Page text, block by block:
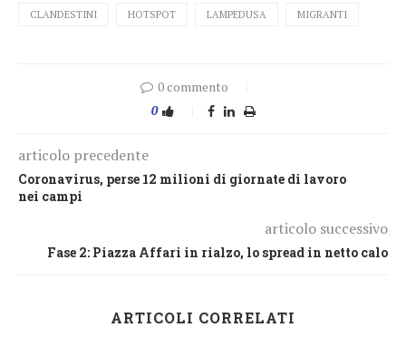
CLANDESTINI HOTSPOT LAMPEDUSA MIGRANTI
0 commento
0
articolo precedente
Coronavirus, perse 12 milioni di giornate di lavoro
nei campi
articolo successivo
Fase 2: Piazza Affari in rialzo, lo spread in netto calo
ARTICOLI CORRELATI